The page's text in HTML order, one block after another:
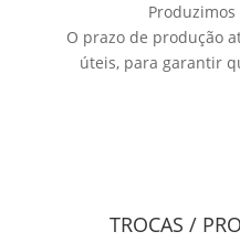
O prazo de produção
úteis, para garantir
TROCAS /